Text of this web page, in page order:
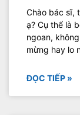
Chào bác sĩ,
ạ? Cụ thể là
ngoan,
mừng hay lo
ĐỌC TIẾP »